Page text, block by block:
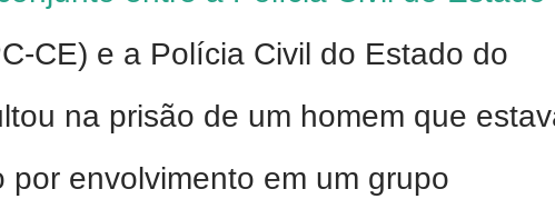
CE) e a Polícia Civil do Estado do
na prisão de um homem que
por envolvimento em um grupo